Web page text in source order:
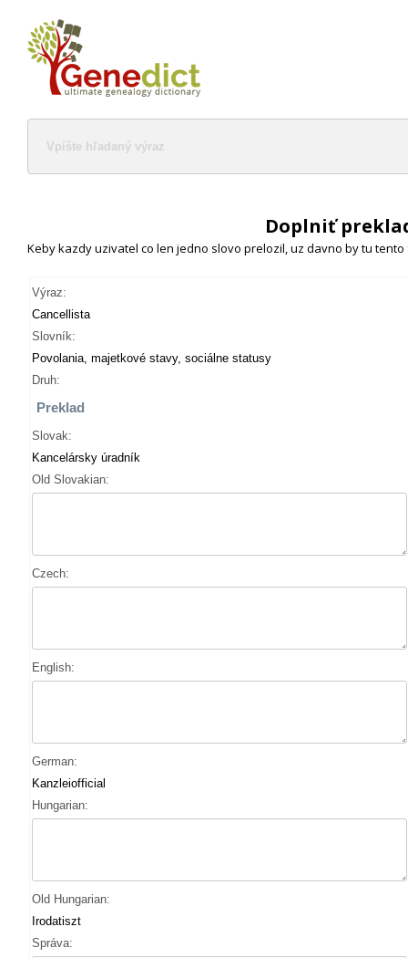
Doplniť
Keby kazdy uzivatel co len jedno slovo prelozil, uz davno by tu
Výraz:
Cancellista
Slovník:
Povolania, majetkové stavy, sociálne statusy
Druh:
Preklad
Slovak:
Kancelársky úradník
Old Slovakian:
Czech:
English:
German:
Kanzleiofficial
Hungarian:
Old Hungarian:
Irodatiszt
Správa: